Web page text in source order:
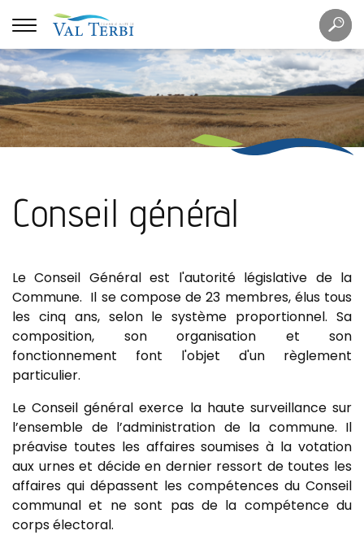
Mots
clés
Conseil général
Le Conseil Général est l'autorité législative de la
Commune. Il se compose de 23 membres, élus tous
les cinq ans, selon le système proportionnel. Sa
composition, son organisation et son
fonctionnement font l'objet d'un règlement
particulier.
Le Conseil général exerce la haute surveillance sur
l’ensemble de l’administration de la commune. Il
préavise toutes les affaires soumises à la votation
aux urnes et décide en dernier ressort de toutes les
affaires qui dépassent les compétences du Conseil
communal et ne sont pas de la compétence du
corps électoral.